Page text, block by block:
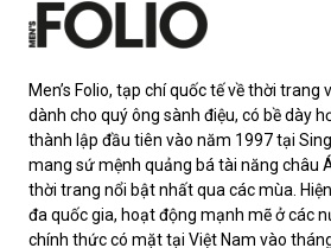
Men’s Folio, tạp chí quốc tế về thời trang
dành cho quý ông sành điệu, có bề dày
thành lập đầu tiên vào năm 1997 tại
mang sứ mệnh quảng bá tài năng châu
thời trang nổi bật nhất qua các mùa.
đa quốc gia, hoạt động mạnh mẽ ở các
chính thức có mặt tại Việt Nam vào